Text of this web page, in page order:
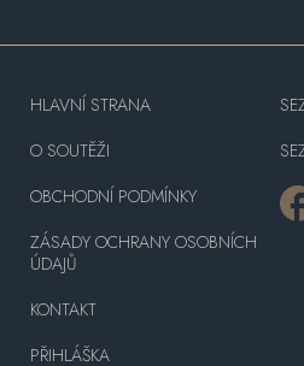
HLAVNÍ STRANA
O SOUTĚŽI
OBCHODNÍ PODMÍNKY
ZÁSADY OCHRANY OSOBNÍCH
ÚDAJŮ
KONTAKT
PŘIHLÁŠKA